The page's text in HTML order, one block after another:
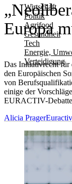
Wirtschaft
Politik
Agrifood
Gesundheit
Tech
Energie,
Verteidigung
Europa
Das Initiativrecht für
den Europäischen
von
einige der
EURACTIV-
Alicia Prager